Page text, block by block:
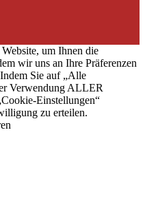
um Ihnen die
wir uns an Ihre Präferenzen
Sie auf „Alle
Verwendung ALLER
Einstellungen“
zu erteilen.